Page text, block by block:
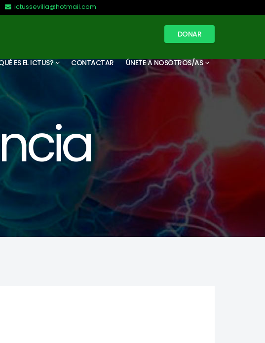
ictussevilla@hotmail.com
DONAR
ES EL ICTUS? CONTACTAR ÚNETE A NOSOTROS/AS